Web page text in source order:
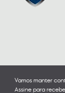
Vamos manter
Assine para